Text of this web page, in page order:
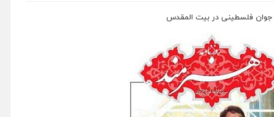
فلسطینی در بیت المقدس